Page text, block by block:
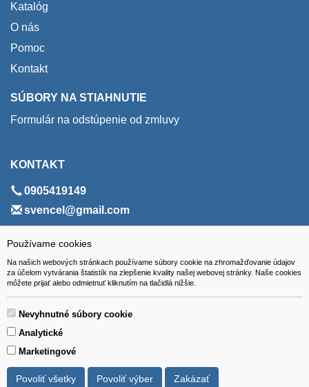
Používame cookies
Na našich webových stránkach používame súbory cookie na zhromažďovanie údajov
za účelom vytvárania štatistík na zlepšenie kvality našej webovej stránky. Naše cookies
môžete prijať alebo odmietnuť kliknutím na tlačidlá nižšie.
Nevyhnutné súbory cookie
Analytické
Marketingové
Povoliť všetky Povoliť výber Zakázať
Katalóg
O nás
Pomoc
Kontakt
SÚBORY NA STIAHNUTIE
Formulár na odstúpenie od zmluvy
KONTAKT
0905419149
svencel@gmail.com
ADRESA
VEST - tech s.r.o.
Hviezdoslavova 280/6, 965 01 Žiar nad Hronom
Slovakia (Slovak Republic)
Všetky ceny sú uvádzané vrátane DPH.